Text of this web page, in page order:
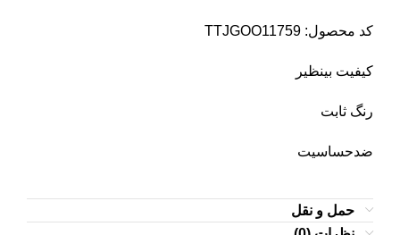
کد محصول: TTJGOO11759
کیفیت بینظیر
رنگ ثابت
ضدحساسیت
حمل و نقل